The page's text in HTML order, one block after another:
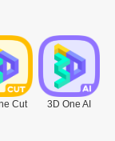
Cut 3D One AI